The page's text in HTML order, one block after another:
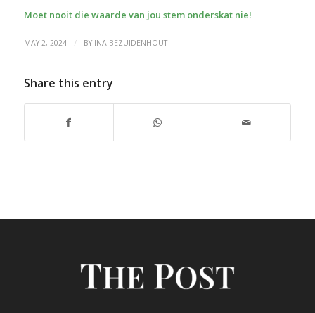
Moet nooit die waarde van jou stem onderskat nie!
MAY 2, 2024 / BY INA BEZUIDENHOUT
Share this entry